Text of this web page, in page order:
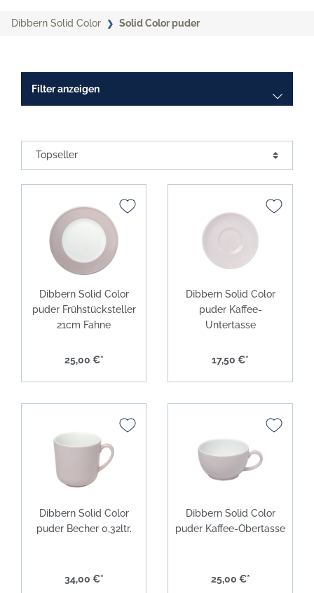
Dibbern Solid Color Solid Color puder
Filter anzeigen
Dibbern Solid Color
puder Frühstücksteller
21cm Fahne
25,00 €*
Dibbern Solid Color
puder Kaffee-
Untertasse
17,50 €*
Dibbern Solid Color
puder Becher 0,32ltr.
34,00 €*
Dibbern Solid Color
puder Kaffee-Obertasse
25,00 €*